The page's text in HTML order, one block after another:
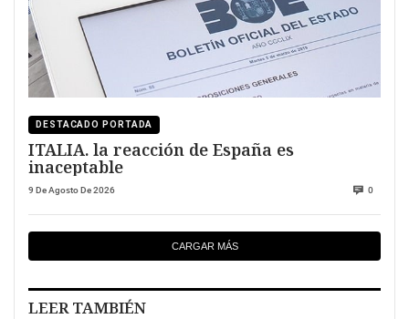
DESTACADO PORTADA
ITALIA. la reacción de España es
inaceptable
9 De Agosto De 2026 0
CARGAR MÁS
LEER TAMBIÉN